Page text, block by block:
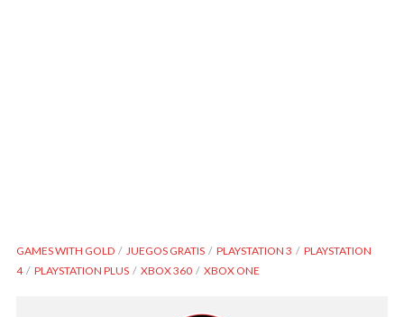
GAMES WITH GOLD JUEGOS GRATIS PLAYSTATION 3
PLAYSTATION
4
PLAYSTATION PLUS XBOX 360 XBOX ONE